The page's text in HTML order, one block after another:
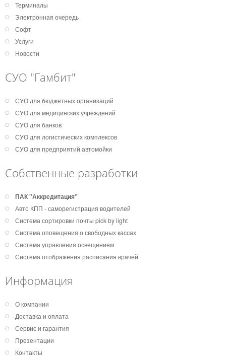
Терминалы
Электронная очередь
Софт
Услуги
Новости
СУО "Гамбит"
СУО для бюджетных организаций
СУО для медицинских учреждений
СУО для банков
СУО для логистических комплексов
СУО для предприятий автомойки
Собственные разработки
ПАК "Аккредитация"
Авто КПП - саморегистрация водителей
Система сортировки почты pick by light
Система оповещения о свободных кассах
Система управления освещением
Система отображения расписания врачей
Информация
О компании
Доставка и оплата
Сервис и гарантия
Презентации
Контакты